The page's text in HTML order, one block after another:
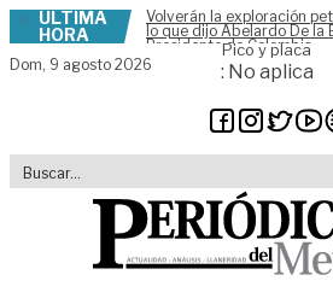
Skip to content
ÚLTIMA
HORA
Volverán la exploración
lo que dijo Abelardo De la
Presidente de Colombia
Dom, 9 agosto 2026
Pico y placa
: No aplica